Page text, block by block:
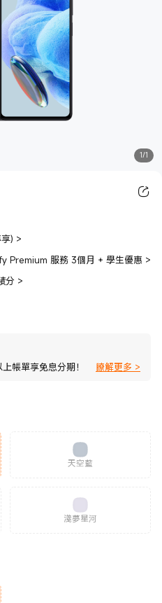
1/1
) >
Premium 服務 3個月 + 學生優惠 >
分 >
帳單享免息分期！ 瞭解更多 >
天空藍
淺夢星河